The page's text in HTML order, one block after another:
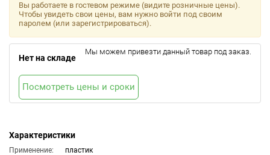
Характеристики
Применение:
пластик
Вы работаете в гостевом режиме (видите розничные цены).
Чтобы увидеть свои цены, вам нужно войти под своим
паролем (или зарегистрироваться).
Нет на складе
Мы можем привезти данный товар под заказ.
Посмотреть цены и сроки